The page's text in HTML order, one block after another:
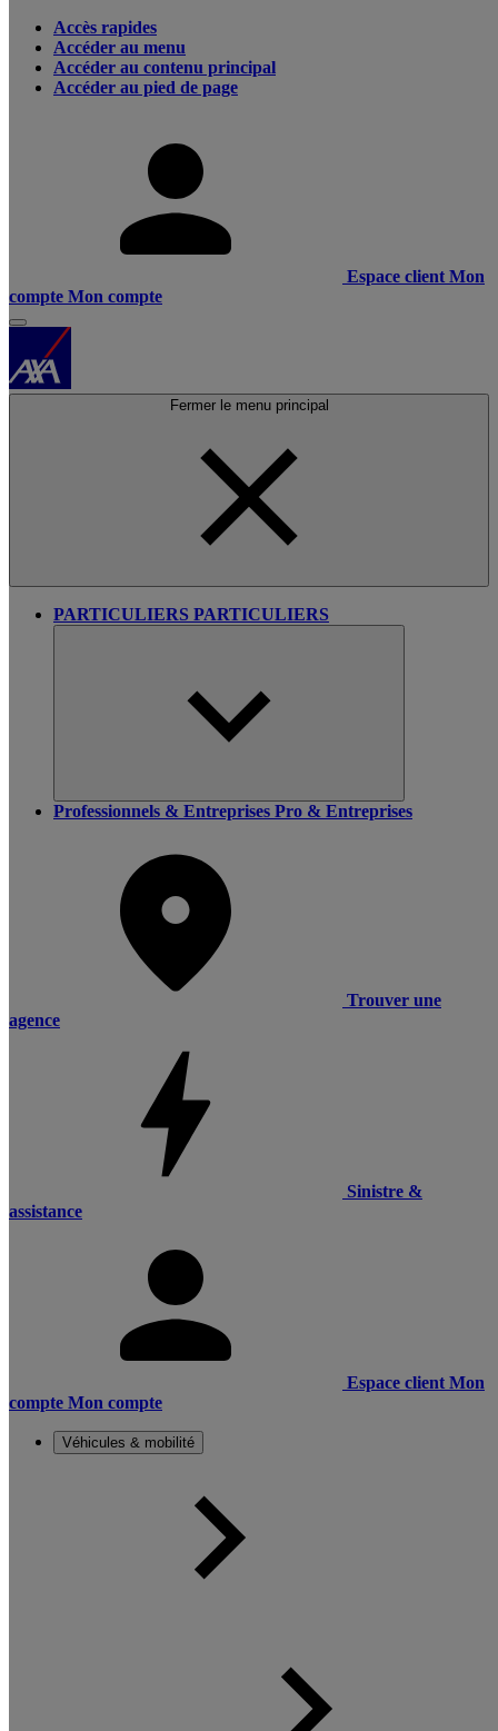
Accès rapides
Accéder au menu
Accéder au contenu principal
Accéder au pied de page
Espace client Mon
compte Mon compte
Fermer le menu principal
PARTICULIERS PARTICULIERS
Professionnels & Entreprises Pro & Entreprises
Trouver une
agence
Sinistre &
assistance
Espace client Mon
compte Mon compte
Véhicules & mobilité